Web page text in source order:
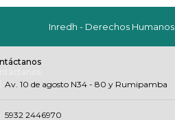
Inredh - Derechos Humanos
Av. 10 de agosto N34 - 80 y Rumipamba
5932 2446970